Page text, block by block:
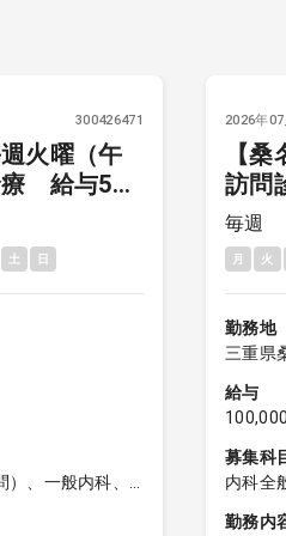
300426471
火曜（午
給与5万
土 日
、一般内科、
2026年
【
訪
毎週
月 火
勤務地
三重県
給与
募集科
内科全
勤務内